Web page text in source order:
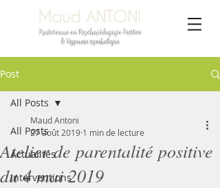
Post
All Posts
Actualités
Interventions
All Posts
Atelier de parentalité positive
du 4 mai 2019
Maud Antoni
27 août 2019 1 min de lecture